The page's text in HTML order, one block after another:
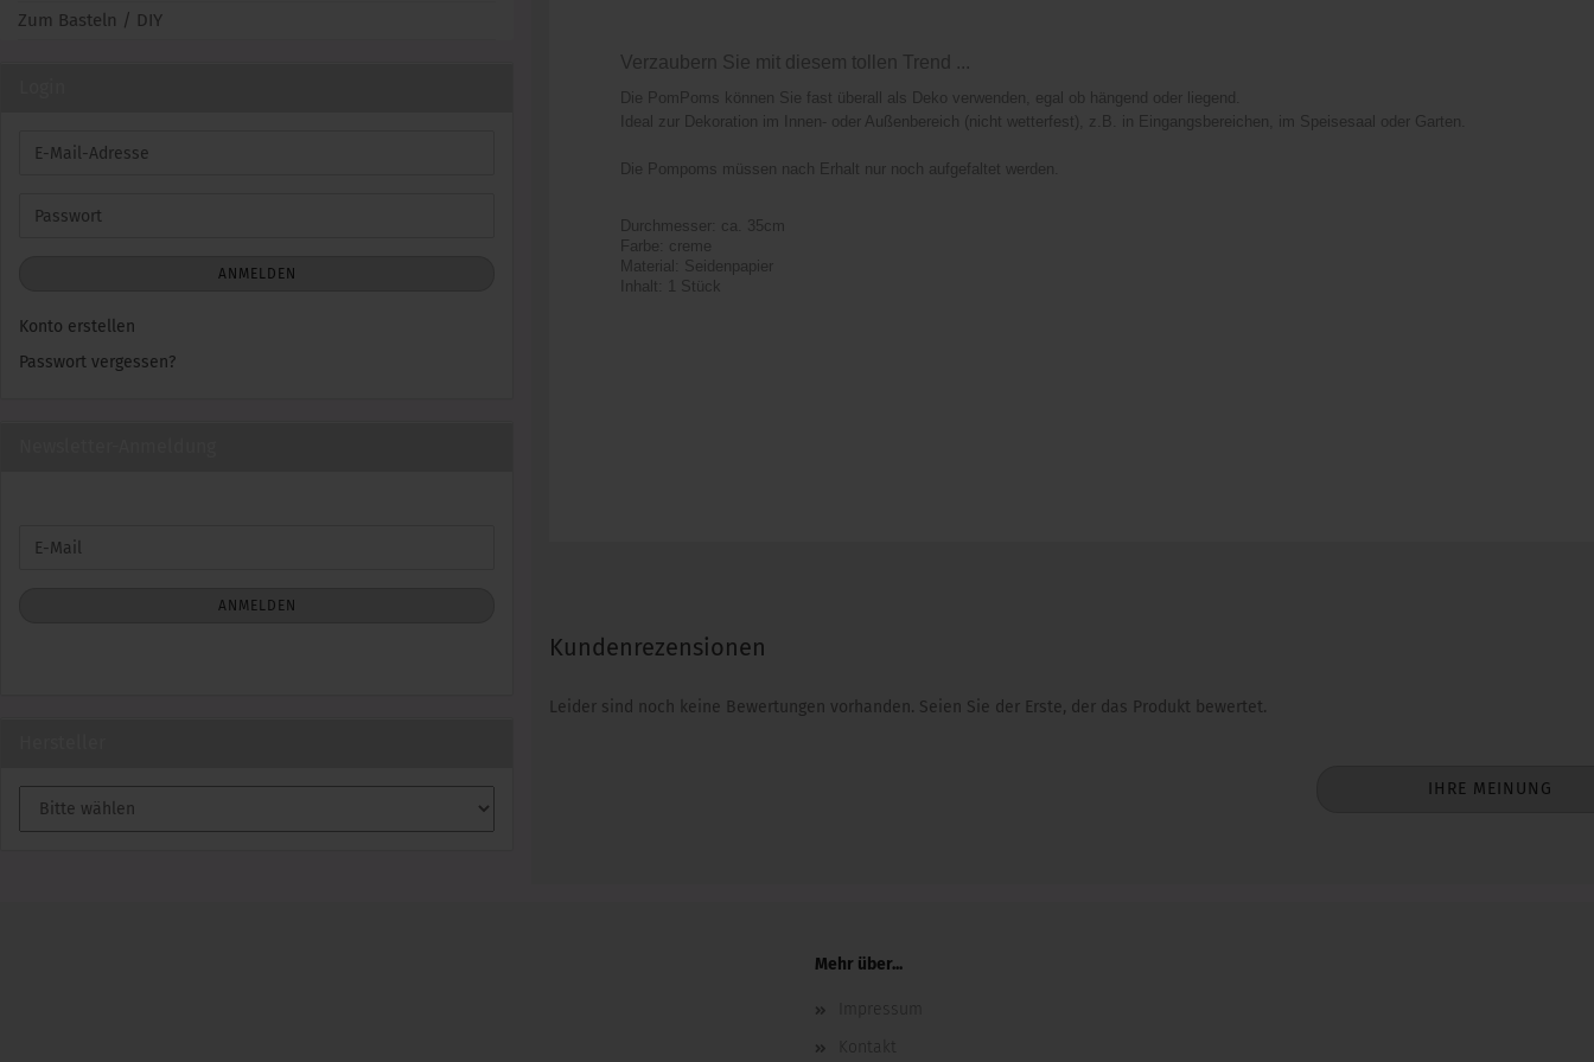
Verzaubern Sie mit diesem tollen Trend ...
Die PomPoms können Sie fast überall als Deko verwenden, egal ob hängend oder liegend.
Ideal zur Dekoration im Innen- oder Außenbereich (nicht wetterfest), z.B. in Eingangsbereichen, im Speisesaal oder Garten.
Die Pompoms müssen nach Erhalt nur noch aufgefaltet werden.
Durchmesser: ca. 35cm
Farbe: creme
Material: Seidenpapier
Inhalt: 1 Stück
Kundenrezensionen
Leider sind noch keine Bewertungen vorhanden. Seien Sie der Erste, der das Produkt bewertet.
IHRE MEINUNG
Zum Basteln / DIY
E-
Passwort
ANMELDEN
Konto erstellen
Passwort vergessen?
ZUR
E-
ANMELDEN
Mehr über...
Impressum
Kontakt